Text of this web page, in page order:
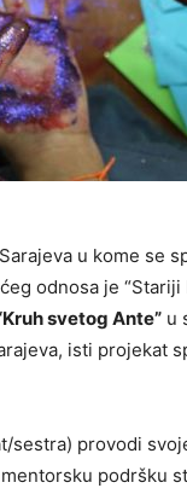
u kome se
odnosa je “Stariji
svetog Ante” u
isti projekat
sestra) provodi
podršku